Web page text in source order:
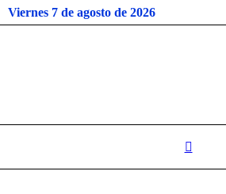
Viernes 7 de agosto de 2026